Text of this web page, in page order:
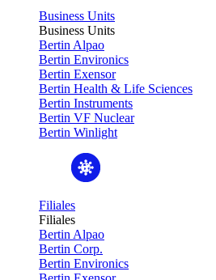
Business Units
Business Units
Bertin Alpao
Bertin Environics
Bertin Exensor
Bertin Health & Life Sciences
Bertin Instruments
Bertin VF Nuclear
Bertin Winlight
Filiales
Filiales
Bertin Alpao
Bertin Corp.
Bertin Environics